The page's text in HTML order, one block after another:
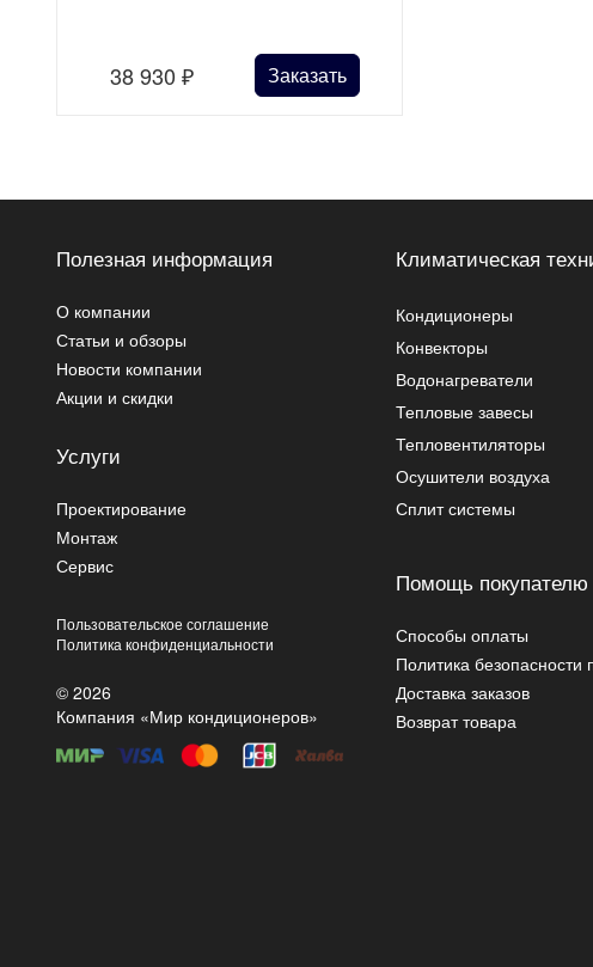
38 930 ₽ Заказать
Полезная информация
О компании
Статьи и обзоры
Новости компании
Акции и скидки
Услуги
Проектирование
Монтаж
Сервис
Климатическая
Кондиционеры
Конвекторы
Водонагреватели
Тепловые завесы
Тепловентиляторы
Осушители воздуха
Сплит системы
Пользовательское соглашение
Политика конфиденциальности
© 2026
Компания «Мир кондиционеров»
Помощь покупателю
Способы оплаты
Политика безопасности
Доставка заказов
Возврат товара